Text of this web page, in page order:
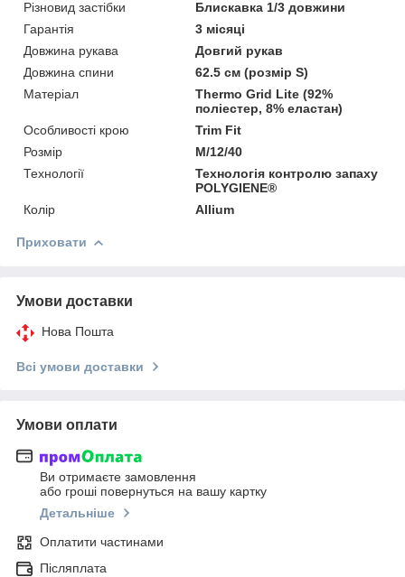
Різновид застібки
Блискавка 1/3 довжини
Гарантія
3 місяці
Довжина рукава
Довгий рукав
Довжина спини
62.5 см (розмір S)
Матеріал
Thermo Grid Lite (92%
поліестер, 8% еластан)
Особливості крою
Trim Fit
Розмір
M/12/40
Технології
Технологія контролю запаху
POLYGIENE®
Колір
Allium
Приховати
Умови доставки
Нова Пошта
Всі умови доставки
Умови оплати
Ви отримаєте замовлення
або гроші повернуться на вашу картку
Детальніше
Оплатити частинами
Післяплата